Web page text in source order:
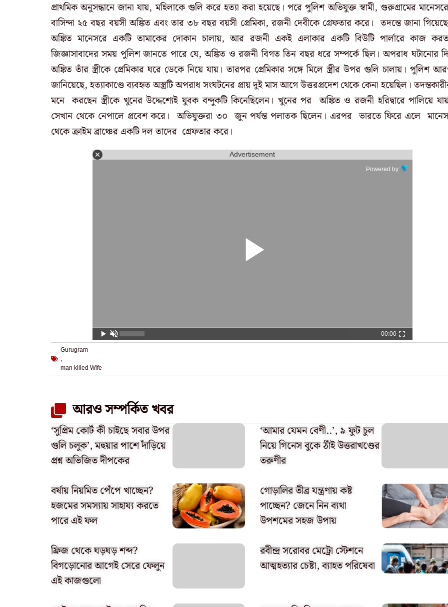
প্রাথমিক অনুসন্ধানে জানা যায়, মহিলাকে গুলি করে হত্যা করা হয়েছে। পরে পুলিশ অভিযুক্ত স্বামী, গুরুগ্রামের
বাসিন্দা ২৫ বছর বয়সী অঙ্কিত এবং তার ৩৮ বছর বয়সী প্রেমিকা, রজনী দেবীকে গ্রেফতার করে। তদন্তে জানা
অঙ্কিত মানেসরে একটি তামাকের দোকান চালায়, আর রজনী একই এলাকার একটি বিউটি পার্লারে কাজ
জিজ্ঞাসাবাদের সময় পুলিশ জানতে পারে যে, অঙ্কিত ও রজনী বিগত তিন বছর ধরে সম্পর্কে ছিল। অপরাধ ঘটানোর
অঙ্কিত তাঁর স্ত্রীকে প্রেমিকার ঘরে ডেকে নিয়ে যায়। তারপর প্রেমিকার সঙ্গে মিলে স্ত্রীর উপর গুলি চালায়। পুলিশ
জানিয়েছে, হত্যাকাণ্ডে ব্যবহৃত অস্ত্রটি অপরাধ সংঘটনের প্রায় দুই মাস আগে উত্তরপ্রদেশ থেকে কেনা হয়েছিল।
মনে করছেন স্ত্রীকে খুনের উদ্দেশ্যেই যুবক বন্দুকটি কিনেছিলেন। খুনের পরঅঙ্কিত ও রজনী হরিদ্বারে পালিয়ে
সেখান থেকে নেপালে প্রবেশ করে।অভিযুক্তরা ৩০ জুন পর্যন্ত পলাতক ছিলেন। এরপর ভারতে ফিরে এলে
থেকে ক্রাইম ব্রাঞ্চের একটি দল তাদের গ্রেফতার করে।
Advertisement
Powered by:
00:00
Gurugram
man killed Wife
আরও সম্পর্কিত খবর
‘সুপ্রিম কোর্ট কী চাইছে সবার উপর
গুলি চলুক’, মহুয়ার পাশে দাঁড়িয়ে
প্রশ্ন অভিজিত দীপকের
‘আমার যেমন বেণী..’, ৯ ফুট চুল
নিয়ে গিনেস বুকে ঠাঁই উত্তরাখণ্ডের
তরুণীর
বর্ষায় নিয়মিত পেঁপে খাচ্ছেন?
হজমের সমস্যায় সাহায্য করতে
পারে এই ফল
গোড়ালির তীব্র যন্ত্রণায় কষ্ট
পাচ্ছেন? জেনে নিন ব্যথা
উপশমের সহজ উপায়
ফ্রিজ থেকে ঘড়ঘড় শব্দ?
বিগড়োনোর আগেই সেরে ফেলুন
এই কাজগুলো
রবীন্দ্র সরোবর মেট্রো স্টেশনে
আত্মহত্যার চেষ্টা, ব্যাহত পরিষেবা